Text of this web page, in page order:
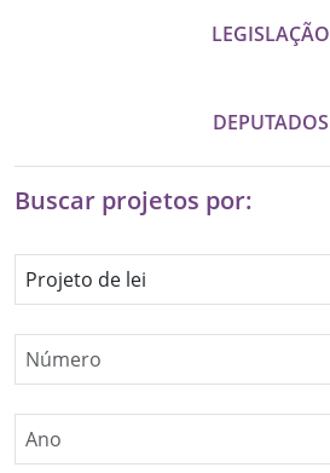
LEGISLAÇÃO
DEPUTADOS
Buscar projetos por:
Selecione uma natureza
Especifique um número de lei
Especifique um ano